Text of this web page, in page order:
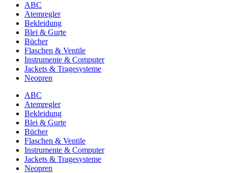
ABC
Atemregler
Bekleidung
Blei & Gurte
Bücher
Flaschen & Ventile
Instrumente & Computer
Jackets & Tragesysteme
Neopren
ABC
Atemregler
Bekleidung
Blei & Gurte
Bücher
Flaschen & Ventile
Instrumente & Computer
Jackets & Tragesysteme
Neopren